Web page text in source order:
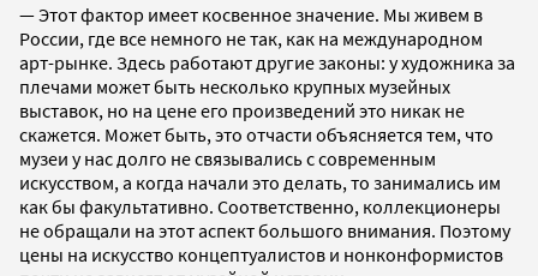
— Этот фактор имеет косвенное значение. Мы живем в
России, где все немного не так, как на международном
арт-рынке. Здесь работают другие законы: у художника за
плечами может быть несколько крупных музейных
выставок, но на цене его произведений это никак не
скажется. Может быть, это отчасти объясняется тем, что
музеи у нас долго не связывались с современным
искусством, а когда начали это делать, то занимались им
как бы факультативно. Соответственно, коллекционеры
не обращали на этот аспект большого внимания. Поэтому
цены на искусство концептуалистов и нонконформистов